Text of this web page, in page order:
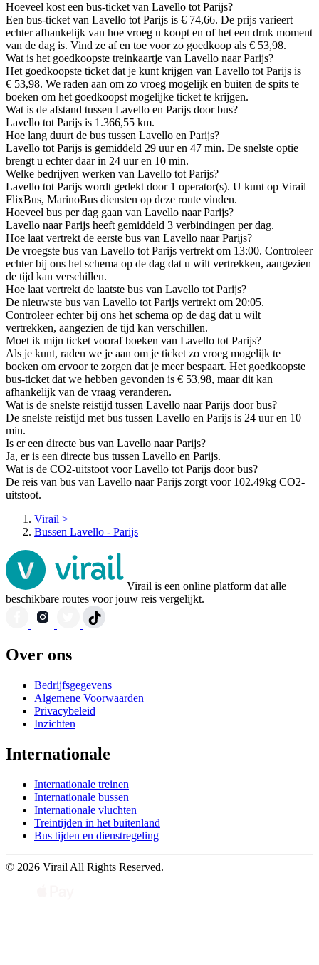
Hoeveel kost een bus-ticket van Lavello tot Parijs?
Een bus-ticket van Lavello tot Parijs is € 74,66. De prijs varieert
echter afhankelijk van hoe vroeg u koopt en of het een druk moment
van de dag is. Vind ze af en toe voor zo goedkoop als € 53,98.
Wat is het goedkoopste treinkaartje van Lavello naar Parijs?
Het goedkoopste ticket dat je kunt krijgen van Lavello tot Parijs is
€ 53,98. We raden aan om zo vroeg mogelijk en buiten de spits te
boeken om het goedkoopst mogelijke ticket te krijgen.
Wat is de afstand tussen Lavello en Parijs door bus?
Lavello tot Parijs is 1.366,55 km.
Hoe lang duurt de bus tussen Lavello en Parijs?
Lavello tot Parijs is gemiddeld 29 uur en 47 min. De snelste optie
brengt u echter daar in 24 uur en 10 min.
Welke bedrijven werken van Lavello tot Parijs?
Lavello tot Parijs wordt gedekt door 1 operator(s). U kunt op Virail
FlixBus, MarinoBus diensten op deze route vinden.
Hoeveel bus per dag gaan van Lavello naar Parijs?
Lavello naar Parijs heeft gemiddeld 3 verbindingen per dag.
Hoe laat vertrekt de eerste bus van Lavello naar Parijs?
De vroegste bus van Lavello tot Parijs vertrekt om 13:00. Controleer
echter bij ons het schema op de dag dat u wilt vertrekken, aangezien
de tijd kan verschillen.
Hoe laat vertrekt de laatste bus van Lavello tot Parijs?
De nieuwste bus van Lavello tot Parijs vertrekt om 20:05.
Controleer echter bij ons het schema op de dag dat u wilt
vertrekken, aangezien de tijd kan verschillen.
Moet ik mijn ticket vooraf boeken van Lavello tot Parijs?
Als je kunt, raden we je aan om je ticket zo vroeg mogelijk te
boeken om ervoor te zorgen dat je meer bespaart. Het goedkoopste
bus-ticket dat we hebben gevonden is € 53,98, maar dit kan
afhankelijk van de vraag veranderen.
Wat is de snelste reistijd tussen Lavello naar Parijs door bus?
De snelste reistijd met bus tussen Lavello en Parijs is 24 uur en 10
min.
Is er een directe bus van Lavello naar Parijs?
Ja, er is een directe bus tussen Lavello en Parijs.
Wat is de CO2-uitstoot voor Lavello tot Parijs door bus?
De reis van bus van Lavello naar Parijs zorgt voor 102.49kg CO2-
uitstoot.
Virail >
Bussen Lavello - Parijs
Virail is een online platform dat alle
beschikbare routes voor jouw reis vergelijkt.
Over ons
Bedrijfsgegevens
Algemene Voorwaarden
Privacybeleid
Inzichten
Internationale
Internationale treinen
Internationale bussen
Internationale vluchten
Treintijden in het buitenland
Bus tijden en dienstregeling
© 2026 Virail All Rights Reserved.